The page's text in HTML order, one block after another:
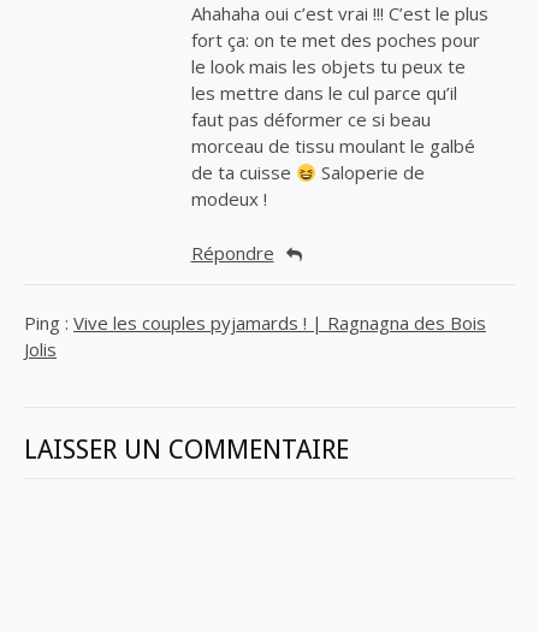
Ahahaha oui c’est vrai !!! C’est le plus
fort ça: on te met des poches pour
le look mais les objets tu peux te
les mettre dans le cul parce qu’il
faut pas déformer ce si beau
morceau de tissu moulant le galbé
de ta cuisse
Saloperie de
modeux !
Répondre
Ping : Vive les couples pyjamards ! | Ragnagna des Bois
Jolis
LAISSER UN COMMENTAIRE